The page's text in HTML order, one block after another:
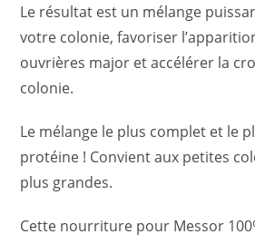
Le résultat est un mélange
votre colonie, favoriser
ouvrières major et accélérer la
colonie.
Le mélange le plus complet et le
protéine ! Convient aux petites
plus grandes.
Cette nourriture pour Messor